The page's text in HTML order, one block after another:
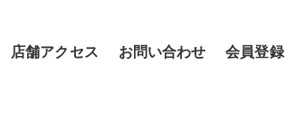
店舗アクセス お問い合わせ 会員登録